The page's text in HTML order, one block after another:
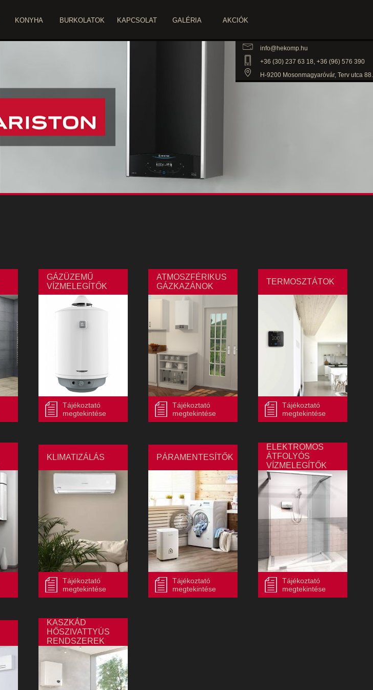
KONYHA BURKOLATOK KAPCSOLAT GALÉRIA AKCIÓK
info@hekomp.hu
+36 (30) 237 63 18, +36 (96) 576 390
H-9200 Mosonmagyaróvár, Terv utca 88.
GÁZÜZEMŰ
VÍZMELEGÍTŐK
Tájékoztató
megtekintése
ATMOSZFÉRIKUS
GÁZKAZÁNOK
Tájékoztató
megtekintése
TERMOSZTÁTOK
Tájékoztató
megtekintése
KLIMATIZÁLÁS
Tájékoztató
megtekintése
PÁRAMENTESÍTŐK
Tájékoztató
megtekintése
ELEKTROMOS
ÁTFOLYÓS
VÍZMELEGÍTŐK
Tájékoztató
megtekintése
KASZKÁD
HŐSZIVATTYÚS
RENDSZEREK